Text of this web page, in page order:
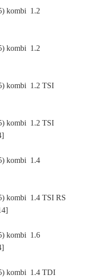
kombi 1.2
kombi 1.2
kombi 1.2 TSI
kombi 1.2 TSI
kombi 1.4
kombi 1.4 TSI RS
kombi 1.6
kombi 1.4 TDI